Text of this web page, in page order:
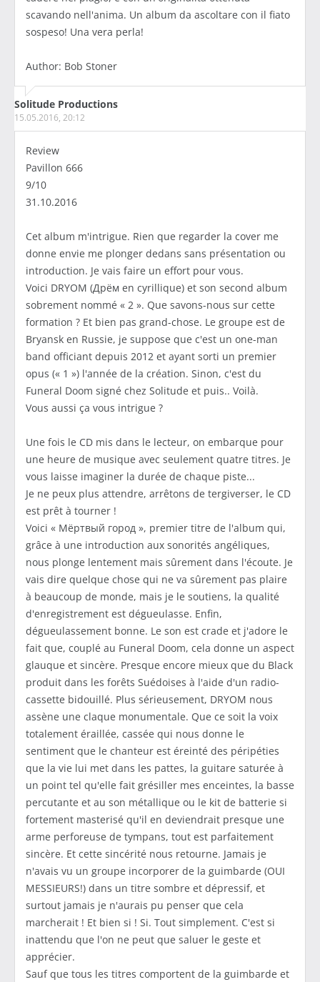
scavando nell'anima. Un album da ascoltare con il fiato
sospeso! Una vera perla!
Author: Bob Stoner
Solitude Productions
15.05.2016, 20:12
Review
Pavillon 666
9/10
31.10.2016
Cet album m'intrigue. Rien que regarder la cover me
donne envie me plonger dedans sans présentation ou
introduction. Je vais faire un effort pour vous.
Voici DRYOM (Дрём en cyrillique) et son second album
sobrement nommé « 2 ». Que savons-nous sur cette
formation ? Et bien pas grand-chose. Le groupe est de
Bryansk en Russie, je suppose que c'est un one-man
band officiant depuis 2012 et ayant sorti un premier
opus (« 1 ») l'année de la création. Sinon, c'est du
Funeral Doom signé chez Solitude et puis.. Voilà.
Vous aussi ça vous intrigue ?
Une fois le CD mis dans le lecteur, on embarque pour
une heure de musique avec seulement quatre titres. Je
vous laisse imaginer la durée de chaque piste...
Je ne peux plus attendre, arrêtons de tergiverser, le CD
est prêt à tourner !
Voici « Мёртвый город », premier titre de l'album qui,
grâce à une introduction aux sonorités angéliques,
nous plonge lentement mais sûrement dans l'écoute. Je
vais dire quelque chose qui ne va sûrement pas plaire
à beaucoup de monde, mais je le soutiens, la qualité
d'enregistrement est dégueulasse. Enfin,
dégueulassement bonne. Le son est crade et j'adore le
fait que, couplé au Funeral Doom, cela donne un aspect
glauque et sincère. Presque encore mieux que du Black
produit dans les forêts Suédoises à l'aide d'un radio-
cassette bidouillé. Plus sérieusement, DRYOM nous
assène une claque monumentale. Que ce soit la voix
totalement éraillée, cassée qui nous donne le
sentiment que le chanteur est éreinté des péripéties
que la vie lui met dans les pattes, la guitare saturée à
un point tel qu'elle fait grésiller mes enceintes, la basse
percutante et au son métallique ou le kit de batterie si
fortement masterisé qu'il en deviendrait presque une
arme perforeuse de tympans, tout est parfaitement
sincère. Et cette sincérité nous retourne. Jamais je
n'avais vu un groupe incorporer de la guimbarde (OUI
MESSIEURS!) dans un titre sombre et dépressif, et
surtout jamais je n'aurais pu penser que cela
marcherait ! Et bien si ! Si. Tout simplement. C'est si
inattendu que l'on ne peut que saluer le geste et
apprécier.
Sauf que tous les titres comportent de la guimbarde et